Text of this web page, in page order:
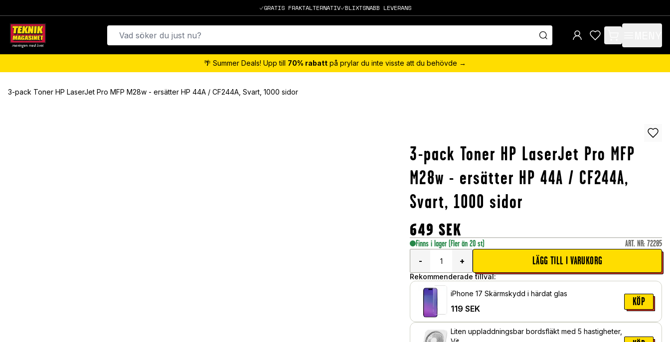
GRATIS FRAKTALTERNATIV BLIXTSNABB LEVERANS
items in cart, view
🌴 Summer Deals! Upp till 70% rabatt på prylar du inte visste att du behövde →
3-pack Toner HP LaserJet Pro MFP M28w - ersätter HP 44A / CF244A, Svart, 1000 sidor
3-pack Toner HP LaserJet Pro MFP
M28w - ersätter HP 44A / CF244A,
Svart, 1000 sidor
649 SEK
Finns i lager (Fler än 20 st) ART. NR: 72285
-
+ LÄGG TILL I VARUKORG
Rekommenderade tillval:
iPhone 17 Skärmskydd i härdat glas
119 SEK
KÖP
Liten uppladdningsbar bordsfläkt med 5 hastigheter,